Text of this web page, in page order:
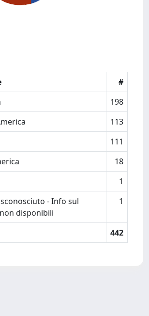
#
198
113
111
18
1
- Info sul
disponibili
1
442